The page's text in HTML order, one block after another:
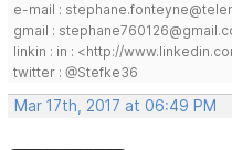
e-mail :
gmail :
linkin : in : <http://
twitter : @Stefke36
Mar 17th, 2017 at 06:49 PM